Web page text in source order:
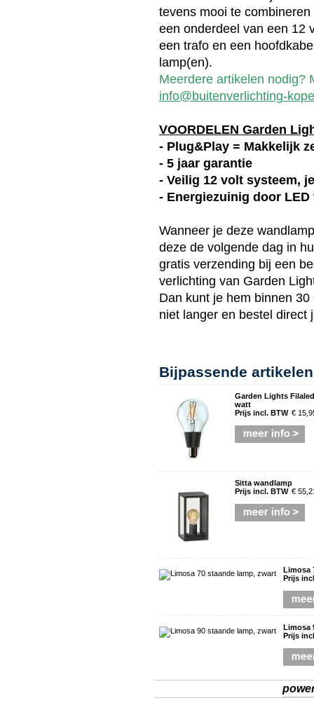
tevens mooi te
een onderdeel van een 12
een trafo en een
lamp(en).
Meerdere artikelen nodig?
info@buitenverlichting-
VOORDELEN Garden
- Plug&Play = Makkelijk
- 5 jaar garantie
- Veilig 12 volt systeem,
- Energiezuinig door
Wanneer je deze wandlamp
deze de volgende dag in
gratis verzending bij een
verlichting van Garden
Dan kunt je hem binnen
niet langer en bestel direct
Bijpassende artikelen
Garden Lights
watt
Prijs incl. BTW €
Sitta wandlamp
Prijs incl. BTW €
Limosa
Prijs
Limosa
Prijs